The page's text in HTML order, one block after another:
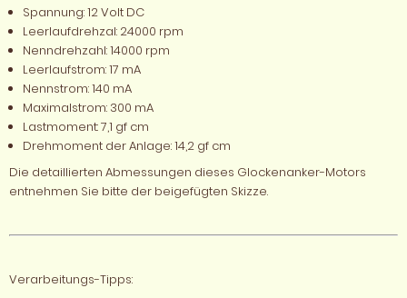
Spannung: 12 Volt DC
Leerlaufdrehzal: 24000 rpm
Nenndrehzahl: 14000 rpm
Leerlaufstrom: 17 mA
Nennstrom: 140 mA
Maximalstrom: 300 mA
Lastmoment: 7,1 gf cm
Drehmoment der Anlage: 14,2 gf cm
Die detaillierten Abmessungen dieses Glockenanker-Motors
entnehmen Sie bitte der beigefügten Skizze.
Verarbeitungs-Tipps: